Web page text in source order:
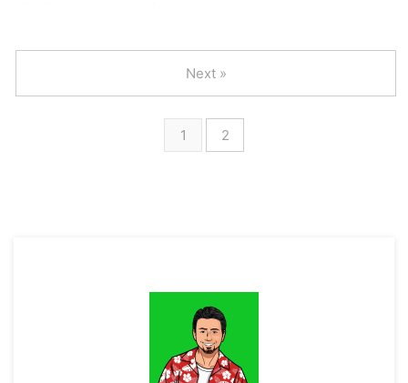
が放送されましたが、大病院占拠
の鬼以上に過激な獣に、毎回ハラ
では、新空港占拠第5話で登場
1 2
Next »